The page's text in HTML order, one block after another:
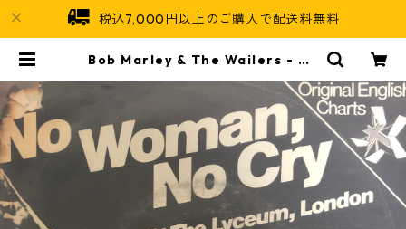
税込7,000円以上のご購入で配送料無料
Bob Marley & The Wailers ‎- No